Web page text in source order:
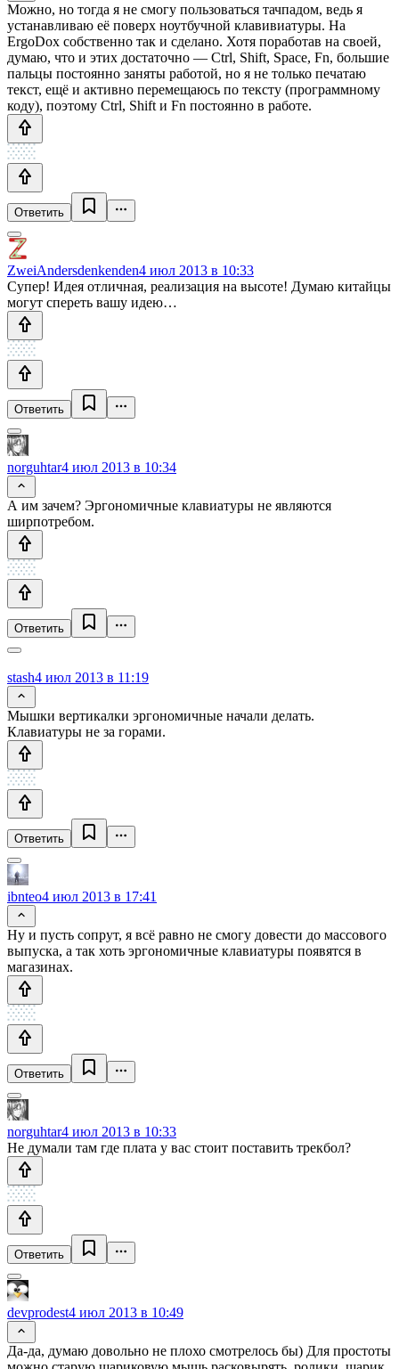
Можно, но тогда я не смогу пользоваться тачпадом, ведь я
устанавливаю её поверх ноутбучной клавивиатуры. На
ErgoDox собственно так и сделано. Хотя поработав на своей,
думаю, что и этих достаточно — Ctrl, Shift, Space, Fn, большие
пальцы постоянно заняты работой, но я не только печатаю
текст, ещё и активно перемещаюсь по тексту (программному
коду), поэтому Ctrl, Shift и Fn постоянно в работе.
Ответить
ZweiAndersdenkenden4 июл 2013 в 10:33
Супер! Идея отличная, реализация на высоте! Думаю китайцы
могут спереть вашу идею…
Ответить
norguhtar4 июл 2013 в 10:34
А им зачем? Эргономичные клавиатуры не являются
ширпотребом.
Ответить
stash4 июл 2013 в 11:19
Мышки вертикалки эргономичные начали делать.
Клавиатуры не за горами.
Ответить
ibnteo4 июл 2013 в 17:41
Ну и пусть сопрут, я всё равно не смогу довести до массового
выпуска, а так хоть эргономичные клавиатуры появятся в
магазинах.
Ответить
norguhtar4 июл 2013 в 10:33
Не думали там где плата у вас стоит поставить трекбол?
Ответить
devprodest4 июл 2013 в 10:49
Да-да, думаю довольно не плохо смотрелось бы) Для простоты